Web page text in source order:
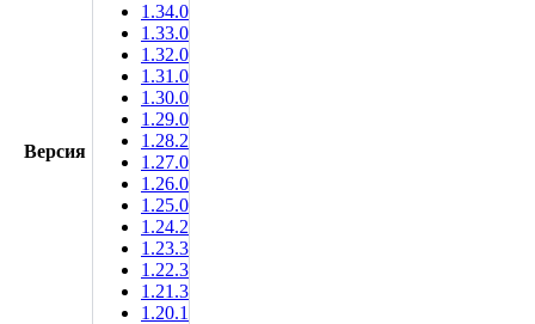
Версия
1.34.0
1.33.0
1.32.0
1.31.0
1.30.0
1.29.0
1.28.2
1.27.0
1.26.0
1.25.0
1.24.2
1.23.3
1.22.3
1.21.3
1.20.1